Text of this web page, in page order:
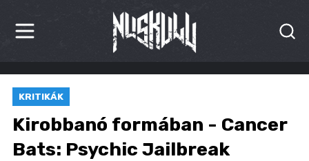
HÍREK
KRITIKÁK
BESZÁMOLÓK
KRITIKÁK
Kirobbanó formában - Cancer
Bats: Psychic Jailbreak